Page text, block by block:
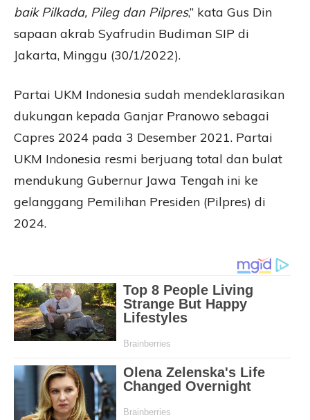
baik Pilkada, Pileg dan Pilpres,” kata Gus Din
sapaan akrab Syafrudin Budiman SIP di
Jakarta, Minggu (30/1/2022).
Partai UKM Indonesia sudah mendeklarasikan
dukungan kepada Ganjar Pranowo sebagai
Capres 2024 pada 3 Desember 2021. Partai
UKM Indonesia resmi berjuang total dan bulat
mendukung Gubernur Jawa Tengah ini ke
gelanggang Pemilihan Presiden (Pilpres) di
2024.